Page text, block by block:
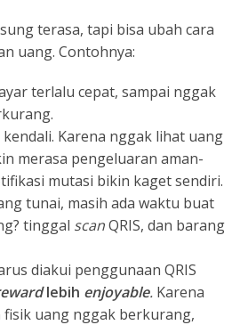
terasa, tapi bisa ubah cara
uang. Contohnya:
terlalu cepat, sampai nggak
Karena nggak lihat uang
merasa pengeluaran aman-
mutasi bikin kaget sendiri.
tunai, masih ada waktu buat
tinggal scanQRIS, dan barang
diakui penggunaan QRIS
lebih enjoyable. Karena
fisik uang nggak berkurang,